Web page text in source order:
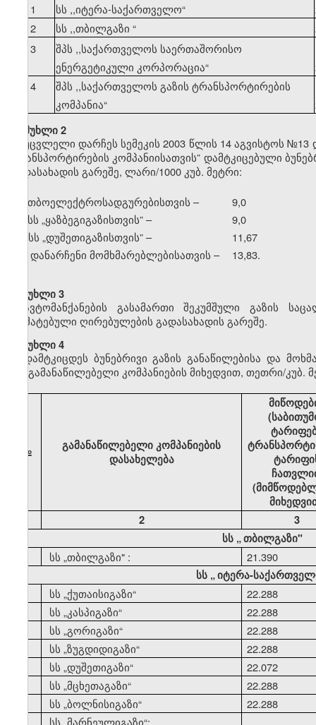
1
სს ,,იტერა-საქართველო“
2
სს ,,თბილგაზი “
3
შპს ,,საქართველოს საერთაშორისო
ენერგეტიკული კორპორაცია“
4
შპს ,,საქართველოს გაზის ტრანსპორტირების
კომპანია“
მუხლი 2
უცვლელი დარჩეს სემეკის 2003 წლის 14 აგვისტოს
ტრანსპორტირების კომპანიისათვის” დამტკიცებული
გადასახადის გარეშე, ლარი/1000 კუბ. მეტრი:
ა) თბოელექტროსადგურებისთვის –
9,0
ბ) სს„ყაზბეგიგაზისთვის” –
9,0
გ) სს„დუშეთიგაზისთვის” –
11,67
დ) დანარჩენი მომხმარებლებისათვის –
13,83.
მუხლი 3
ავტომანქანების გასამართი შეკუმშული გაზის
დამატებული ღირებულების გადასახადის გარეშე.
მუხლი 4
დამტკიცდეს ბუნებრივი გაზის განაწილებისა და
გაზგამანაწილებელი კომპანიების მიხედვით, თეთრი/კუბ.
№
გამანაწილებელი კომპანიების
დასახელება
2
3
სს „თბილგაზი"
სს„თბილგაზი" :
21.390
სს „იტერა-
სს„ქუთაისიგაზი“
22.288
სს„კასპიგაზი“
22.288
სს„გორიგაზი“
22.288
სს„ზუგდიდიგაზი“
22.288
სს„დუშეთიგაზი“
22.072
სს„მცხეთაგაზი“
22.288
სს„ბოლნისიგაზი“
22.288
სს„მარნეულიგაზი“: